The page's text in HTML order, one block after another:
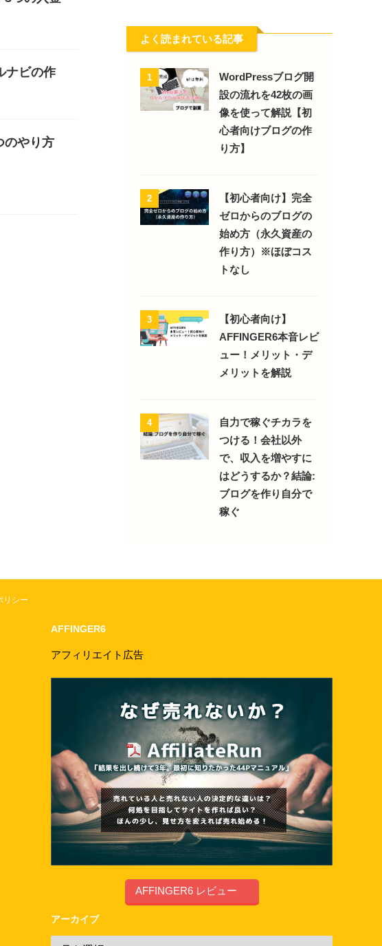
ナビの作
のやり方
よく読まれている記事
1
WordPressブログ開
設の流れを42枚の画
像を使って解説【初
心者向けブログの作
り方】
2
【初心者向け】完全
ゼロからのブログの
始め方（永久資産の
作り方）※ほぼコス
トなし
3
【初心者向け】
AFFINGER6本音レビ
ュー！メリット・デ
メリットを解説
4
自力で稼ぐチカラを
つける！会社以外
で、収入を増やすに
はどうするか？結論:
ブログを作り自分で
稼ぐ
リシー
AFFINGER6
アフィリエイト広告
AFFINGER6 レビュー
アーカイブ